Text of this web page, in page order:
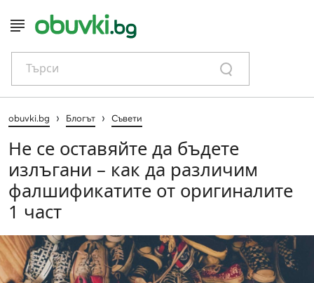
Търси
obuvki.bg › Блогът › Съвети
Не се оставяйте да бъдете
излъгани – как да различим
фалшификатите от оригиналите
1 част